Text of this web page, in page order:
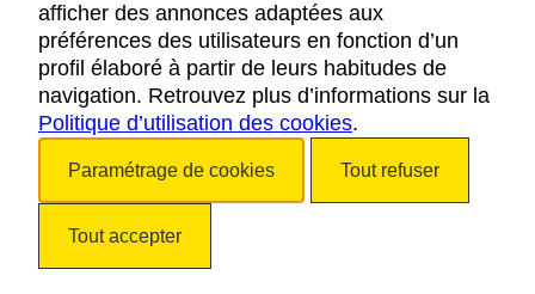
MENTIONS LÉGALES
RÈGLES DE CONFIDENTIALITÉ
COOKIES
ACCESSIBILITÉ
afficher des annonces adaptées aux
préférences des utilisateurs en fonction d’un
profil élaboré à partir de leurs habitudes de
navigation. Retrouvez plus d’informations sur la
Politique d’utilisation des cookies.
Paramétrage de cookies Tout refuser
Tout accepter